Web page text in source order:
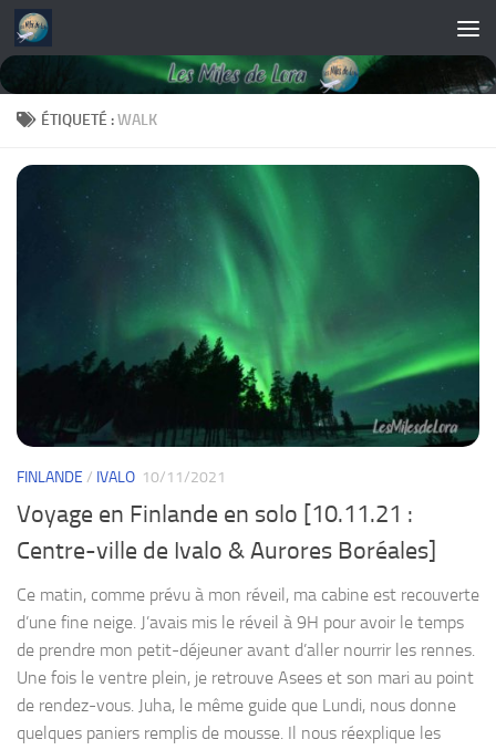
Skip to content
ÉTIQUETÉ :WALK
FINLANDE / IVALO 10/11/2021
Voyage en Finlande en solo [10.11.21 :
Centre-ville de Ivalo & Aurores Boréales]
Ce matin, comme prévu à mon réveil, ma cabine est recouverte
d’une fine neige. J’avais mis le réveil à 9H pour avoir le temps
de prendre mon petit-déjeuner avant d’aller nourrir les rennes.
Une fois le ventre plein, je retrouve Asees et son mari au point
de rendez-vous. Juha, le même guide que Lundi, nous donne
quelques paniers remplis de mousse. Il nous réexplique les